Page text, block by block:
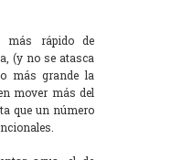
más rápido de
(y no se atasca
más grande la
mover más del
que un número